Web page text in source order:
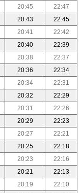
20:45
22:47
20:43
22:45
20:41
22:42
20:40
22:39
20:38
22:37
20:36
22:34
20:34
22:31
20:32
22:29
20:31
22:26
20:29
22:23
20:27
22:21
20:25
22:18
20:23
22:16
20:21
22:13
20:19
22:10